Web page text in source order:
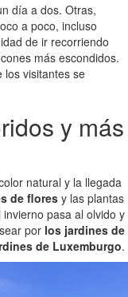
día a dos. Otras,
a poco, incluso
de ir recorriendo
más escondidos.
los visitantes se
y más
natural y la llegada
de flores y las plantas
pasa al olvido y
por los jardines de
de Luxemburgo.